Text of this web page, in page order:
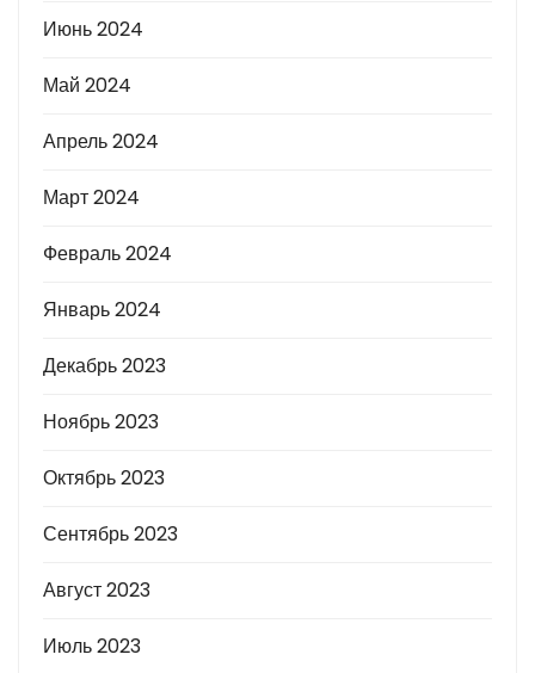
Июнь 2024
Май 2024
Апрель 2024
Март 2024
Февраль 2024
Январь 2024
Декабрь 2023
Ноябрь 2023
Октябрь 2023
Сентябрь 2023
Август 2023
Июль 2023